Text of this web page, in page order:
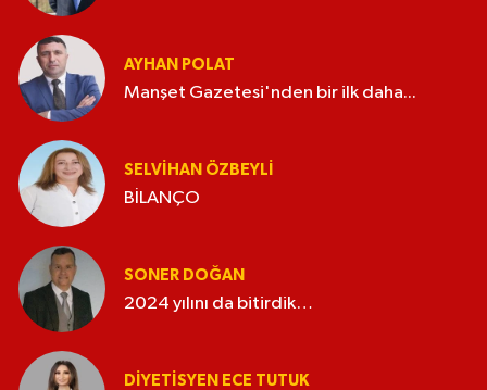
AYHAN POLAT
Manşet Gazetesi'nden bir ilk daha...
SELVIHAN ÖZBEYLI
BİLANÇO
SONER DOĞAN
2024 yılını da bitirdik…
DIYETISYEN ECE TUTUK